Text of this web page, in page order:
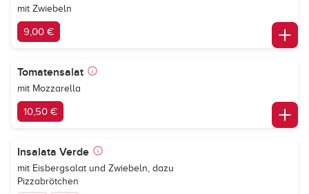
mit Zwiebeln
9,00 €
Tomatensalat
mit Mozzarella
10,50 €
Insalata Verde
mit Eisbergsalat und Zwiebeln, dazu
Pizzabrötchen